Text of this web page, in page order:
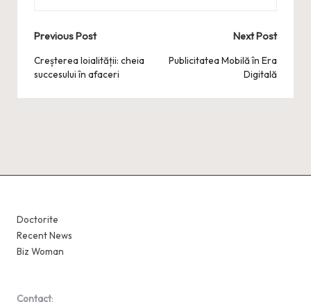
Post
navigation
Previous Post
Creșterea loialității: cheia
succesului în afaceri
Next Post
Publicitatea Mobilă în Era
Digitală
Doctorite
Recent News
Biz Woman
Contact: